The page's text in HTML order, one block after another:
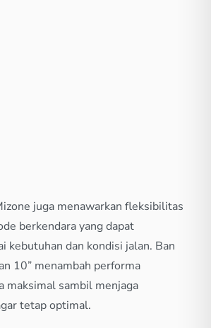
juga menawarkan fleksibilitas
berkendara yang dapat
kebutuhan dan kondisi jalan. Ban
10” menambah performa
maksimal sambil menjaga
tetap optimal.